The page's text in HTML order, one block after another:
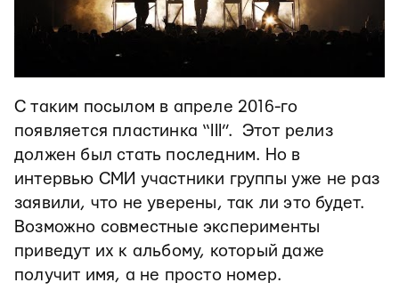
С таким посылом в апреле 2016-го
появляется пластинка “III”. Этот релиз
должен был стать последним. Но в
интервью СМИ участники группы уже не раз
заявили, что не уверены, так ли это будет.
Возможно совместные эксперименты
приведут их к альбому, который даже
получит имя, а не просто номер.